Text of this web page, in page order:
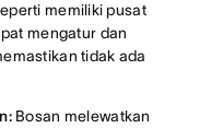
memiliki pusat
mengatur dan
tidak ada
Bosan melewatkan